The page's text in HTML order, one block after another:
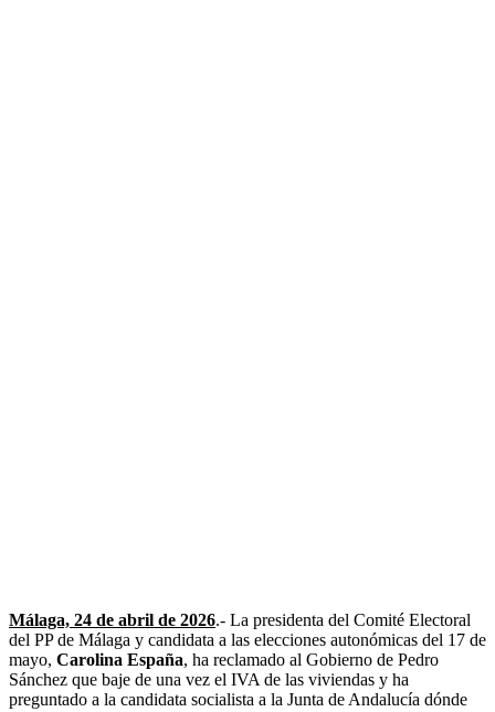
Málaga, 24 de abril de 2026.- La presidenta del Comité Electoral
del PP de Málaga y candidata a las elecciones autonómicas del 17 de
mayo, Carolina España, ha reclamado al Gobierno de Pedro
Sánchez que baje de una vez el IVA de las viviendas y ha
preguntado a la candidata socialista a la Junta de Andalucía dónde